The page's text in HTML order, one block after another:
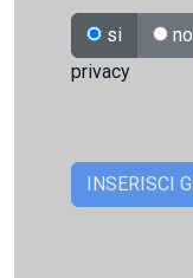
si no
privacy